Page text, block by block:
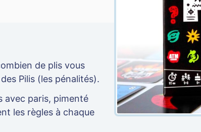
de plis vous
Pilis (les pénalités).
avec paris, pimenté
les règles à chaque